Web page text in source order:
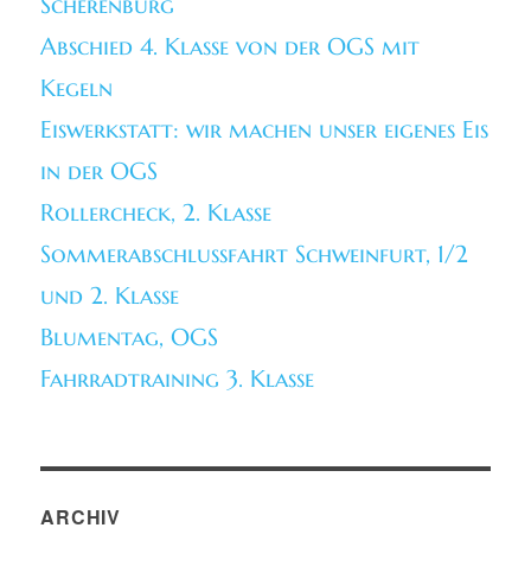
Abschied 4. Klasse von der OGS mit
Kegeln
Eiswerkstatt: wir machen unser eigenes Eis
in der OGS
Rollercheck, 2. Klasse
Sommerabschlussfahrt Schweinfurt, 1/2
und 2. Klasse
Blumentag, OGS
Fahrradtraining 3. Klasse
ARCHIV